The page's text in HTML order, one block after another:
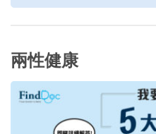
兩性健康